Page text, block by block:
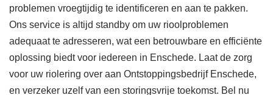
problemen vroegtijdig te identificeren en aan te pakken.
Ons service is altijd standby om uw rioolproblemen
adequaat te adresseren, wat een betrouwbare en efficiënte
oplossing biedt voor iedereen in Enschede. Laat de zorg
voor uw riolering over aan Ontstoppingsbedrijf Enschede,
en verzeker uzelf van een storingsvrije toekomst. Bel nu